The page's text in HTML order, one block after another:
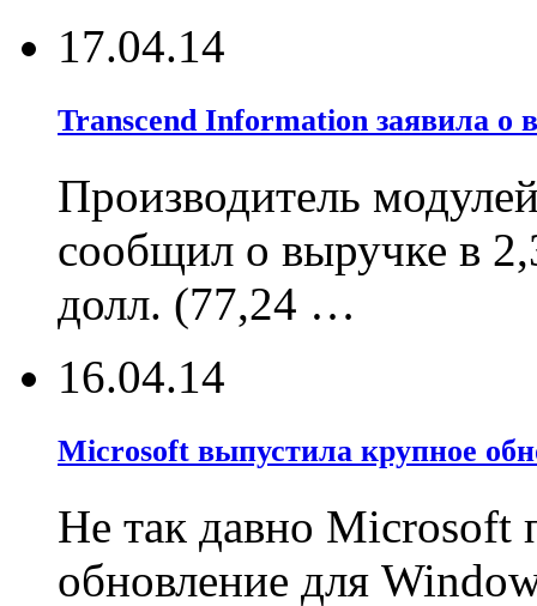
17.04.14
Transcend Information заявила
Производитель
сообщил о выручке в
долл. (77,24 …
16.04.14
Microsoft выпустила крупное
Не так давно Microsoft
обновление для